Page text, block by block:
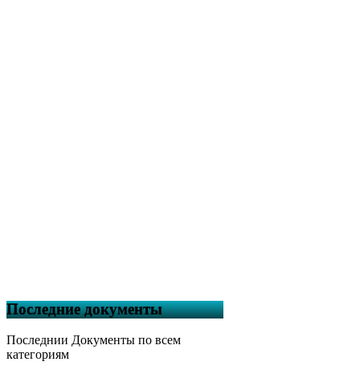
Последние документы
Последнии Документы по всем
категориям